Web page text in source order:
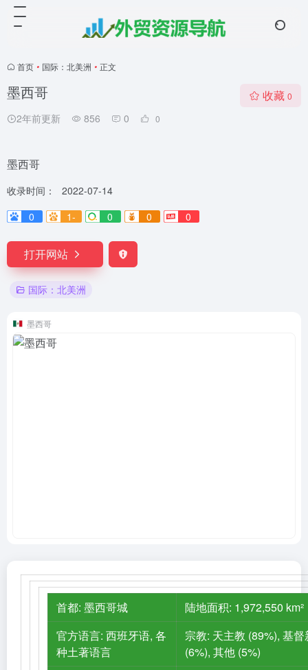
首页 • 国际：北美洲 • 正文
墨西哥
2年前更新 856 0 0
收藏 0
墨西哥
收录时间：
2022-07-14
0
1- 0 0 0
打开网站
国际：北美洲
墨西哥
首都: 墨西哥城
陆地面积: 1,972,550 km²
官方语言: 西班牙语, 各
种土著语言
宗教: 天主教 (89%), 基督
(6%), 其他 (5%)